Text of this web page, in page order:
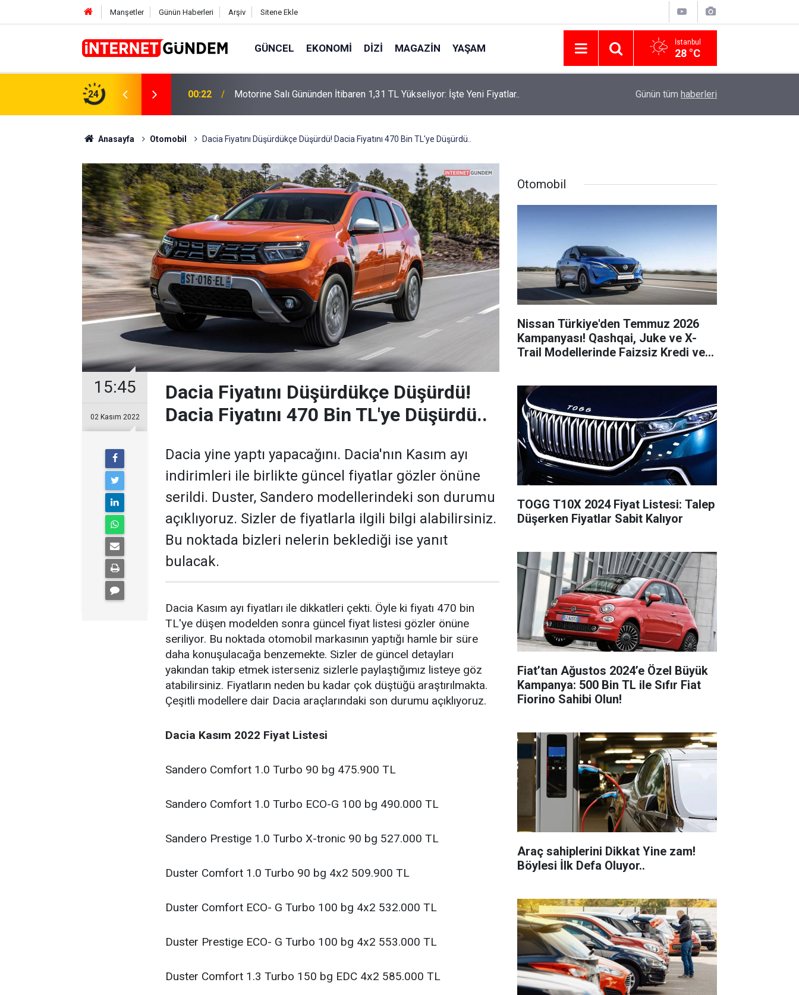
Manşetler Günün Haberleri Arşiv Sitene Ekle
GÜNCEL EKONOMI DIZI MAGAZIN YAŞAM İstanbul
28 °C
24
TL Yükseliyor: İşte Yeni Fiyatlar.. 15:58
Neşet Ertaş’a “Bozkırın Tezenesi” Lakabını Kim Verdi? Beyaz’la Joker
Sorusunun Cevabı Merak Edildi
Günün tüm haberleri
Anasayfa Otomobil Dacia Fiyatını Düşürdükçe Düşürdü! Dacia Fiyatını 470 Bin TL'ye Düşürdü..
15:45
02 Kasım 2022
Dacia Fiyatını Düşürdükçe Düşürdü!
Dacia Fiyatını 470 Bin TL'ye Düşürdü..
Dacia yine yaptı yapacağını. Dacia'nın Kasım ayı
indirimleri ile birlikte güncel fiyatlar gözler önüne
serildi. Duster, Sandero modellerindeki son durumu
açıklıyoruz. Sizler de fiyatlarla ilgili bilgi alabilirsiniz.
Bu noktada bizleri nelerin beklediği ise yanıt
bulacak.
Dacia Kasım ayı fiyatları ile dikkatleri çekti. Öyle ki fiyatı 470 bin
TL'ye düşen modelden sonra güncel fiyat listesi gözler önüne
seriliyor. Bu noktada otomobil markasının yaptığı hamle bir süre
daha konuşulacağa benzemekte. Sizler de güncel detayları
yakından takip etmek isterseniz sizlerle paylaştığımız listeye göz
atabilirsiniz. Fiyatların neden bu kadar çok düştüğü araştırılmakta.
Çeşitli modellere dair Dacia araçlarındaki son durumu açıklıyoruz.
Dacia Kasım 2022 Fiyat Listesi
Sandero Comfort 1.0 Turbo 90 bg 475.900 TL
Sandero Comfort 1.0 Turbo ECO-G 100 bg 490.000 TL
Sandero Prestige 1.0 Turbo X-tronic 90 bg 527.000 TL
Duster Comfort 1.0 Turbo 90 bg 4x2 509.900 TL
Duster Comfort ECO- G Turbo 100 bg 4x2 532.000 TL
Duster Prestige ECO- G Turbo 100 bg 4x2 553.000 TL
Duster Comfort 1.3 Turbo 150 bg EDC 4x2 585.000 TL
Otomobil
Nissan Türkiye'den Temmuz 2026
Kampanyası! Qashqai, Juke ve X-
Trail Modellerinde Faizsiz Kredi ve
TOGG T10X 2024 Fiyat Listesi: Talep
Düşerken Fiyatlar Sabit Kalıyor
Fiat’tan Ağustos 2024’e Özel Büyük
Kampanya: 500 Bin TL ile Sıfır Fiat
Fiorino Sahibi Olun!
Araç sahiplerini Dikkat Yine zam!
Böylesi İlk Defa Oluyor..